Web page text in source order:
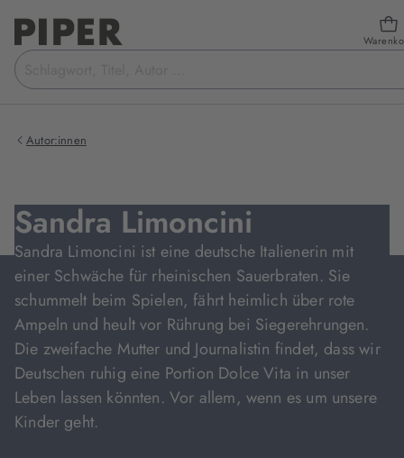
Suchbegriff
eingeben
Autor:innen
Sandra Limoncini
Sandra Limoncini ist eine deutsche Italienerin mit
einer Schwäche für rheinischen Sauerbraten. Sie
schummelt beim Spielen, fährt heimlich über rote
Ampeln und heult vor Rührung bei Siegerehrungen.
Die zweifache Mutter und Journalistin findet, dass wir
Deutschen ruhig eine Portion Dolce Vita in unser
Leben lassen könnten. Vor allem, wenn es um unsere
Kinder geht.